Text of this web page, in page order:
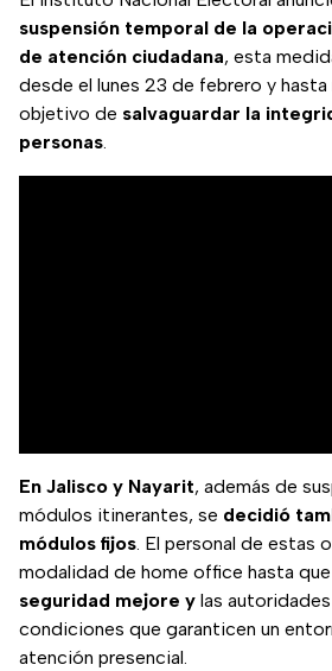
suspensión temporal de la
de atención ciudadana, esta
desde el lunes 23 de febrero y
objetivo de salvaguardar la
personas.
En Jalisco y Nayarit, además de
módulos itinerantes, se decidió
módulos fijos. El personal de estas
modalidad de home office hasta que
seguridad mejore y las
condiciones que garanticen un
atención presencial.